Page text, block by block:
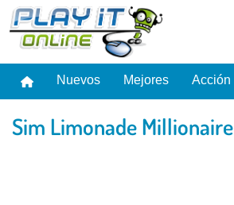
Nuevos Mejores Acción
Sim Limonade Millionaire